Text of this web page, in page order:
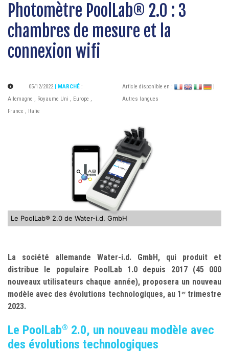
Photomètre PoolLab® 2.0 : 3
chambres de mesure et la
connexion wifi
05/12/2022 | MARCHÉ :
Allemagne , Royaume Uni , Europe ,
France , Italie
Article disponible en :
Autres langues
Le PoolLab® 2.0 de Water-i.d. GmbH
La société allemande Water-i.d. GmbH, qui produit et
distribue le populaire PoolLab 1.0 depuis 2017 (45 000
nouveaux utilisateurs chaque année), proposera un nouveau
modèle avec des évolutions technologiques, au 1ertrimestre
2023.
Le PoolLab® 2.0, un nouveau modèle avec
des évolutions technologiques